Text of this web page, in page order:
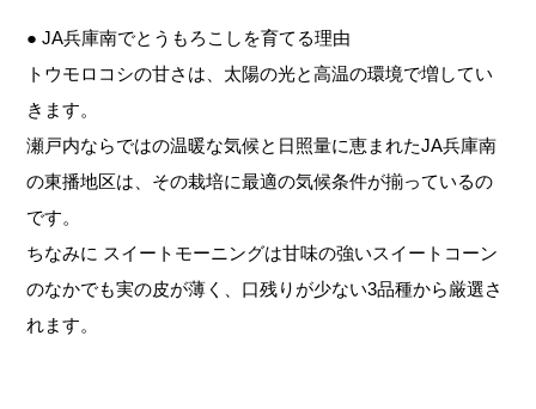
● JA兵庫南でとうもろこしを育てる理由
トウモロコシの甘さは、太陽の光と高温の環境で増してい
きます。
瀬戸内ならではの温暖な気候と日照量に恵まれたJA兵庫南
の東播地区は、その栽培に最適の気候条件が揃っているの
です。
ちなみに スイートモーニングは甘味の強いスイートコーン
のなかでも実の皮が薄く、口残りが少ない3品種から厳選さ
れます。